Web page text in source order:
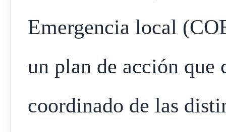
Emergencia local
un plan de acción que
coordinado de las